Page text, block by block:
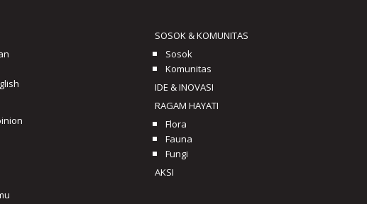
SOSOK & KOMUNITAS
Sosok
Komunitas
IDE & INOVASI
RAGAM HAYATI
Flora
Fauna
Fungi
AKSI